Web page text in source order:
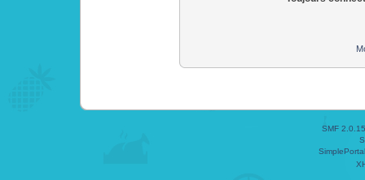
SMF 2.0.15